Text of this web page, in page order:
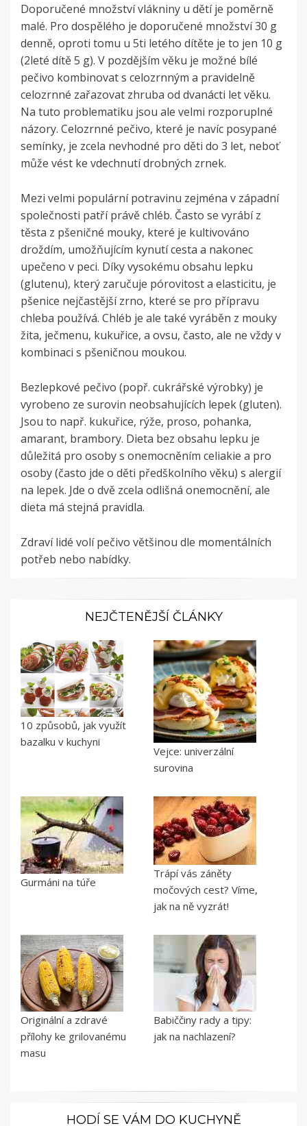
Doporučené množství vlákniny u dětí je poměrně
malé. Pro dospělého je doporučené množství 30 g
denně, oproti tomu u 5ti letého dítěte je to jen 10 g
(2leté dítě 5 g). V pozdějším věku je možné bílé
pečivo kombinovat s celozrnným a pravidelně
celozrnné zařazovat zhruba od dvanácti let věku.
Na tuto problematiku jsou ale velmi rozporuplné
názory. Celozrnné pečivo, které je navíc posypané
semínky, je zcela nevhodné pro děti do 3 let, neboť
může vést ke vdechnutí drobných zrnek.
Mezi velmi populární potravinu zejména v západní
společnosti patří právě chléb. Často se vyrábí z
těsta z pšeničné mouky, které je kultivováno
droždím, umožňujícím kynutí cesta a nakonec
upečeno v peci. Díky vysokému obsahu lepku
(glutenu), který zaručuje pórovitost a elasticitu, je
pšenice nejčastější zrno, které se pro přípravu
chleba používá. Chléb je ale také vyráběn z mouky
žita, ječmenu, kukuřice, a ovsu, často, ale ne vždy v
kombinaci s pšeničnou moukou.
Bezlepkové pečivo (popř. cukrářské výrobky) je
vyrobeno ze surovin neobsahujících lepek (gluten).
Jsou to např. kukuřice, rýže, proso, pohanka,
amarant, brambory. Dieta bez obsahu lepku je
důležitá pro osoby s onemocněním celiakie a pro
osoby (často jde o děti předškolního věku) s alergií
na lepek. Jde o dvě zcela odlišná onemocnění, ale
dieta má stejná pravidla.
Zdraví lidé volí pečivo většinou dle momentálních
potřeb nebo nabídky.
NEJČTENĚJŠÍ ČLÁNKY
10 způsobů, jak využít
bazalku v kuchyni
Vejce: univerzální
surovina
Gurmáni na túře
Trápí vás záněty
močových cest? Víme,
jak na ně vyzrát!
Originální a zdravé
přílohy ke grilovanému
masu
Babiččiny rady a tipy:
jak na nachlazení?
HODÍ SE VÁM DO KUCHYNĚ